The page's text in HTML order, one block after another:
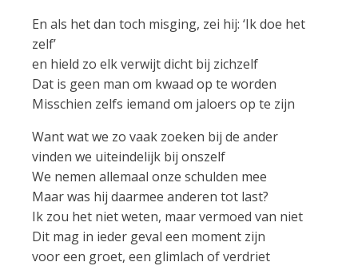
En als het dan toch misging, zei hij: ‘Ik doe het
zelf’
en hield zo elk verwijt dicht bij zichzelf
Dat is geen man om kwaad op te worden
Misschien zelfs iemand om jaloers op te zijn
Want wat we zo vaak zoeken bij de ander
vinden we uiteindelijk bij onszelf
We nemen allemaal onze schulden mee
Maar was hij daarmee anderen tot last?
Ik zou het niet weten, maar vermoed van niet
Dit mag in ieder geval een moment zijn
voor een groet, een glimlach of verdriet